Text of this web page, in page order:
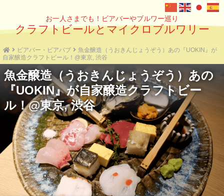
お一人さまでも！ビアバーやブルワー巡り
クラフトビールとマイクロブルワリー
ビアバー・ビアパブ
魚金醸造（うおきんじょうぞう）あの『UOKIN』が
自家醸造クラフトビール！@東京, 渋谷
魚金醸造（うおきんじょうぞう）あの
『UOKIN』が自家醸造クラフトビー
ル！@東京, 渋谷